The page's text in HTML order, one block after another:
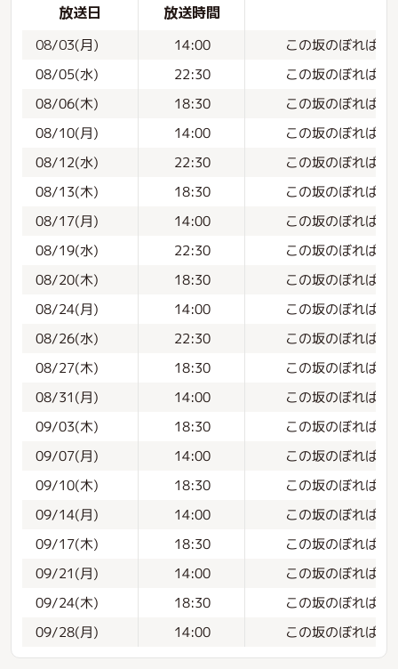
放送日 放送時間
08/03(月) 14:00 この坂のぼれば
08/05(水) 22:30 この坂のぼれば
08/06(木) 18:30 この坂のぼれば
08/10(月) 14:00 この坂のぼれば
08/12(水) 22:30 この坂のぼれば
08/13(木) 18:30 この坂のぼれば
08/17(月) 14:00 この坂のぼれば
08/19(水) 22:30 この坂のぼれば
08/20(木) 18:30 この坂のぼれば
08/24(月) 14:00 この坂のぼれば
08/26(水) 22:30 この坂のぼれば
08/27(木) 18:30 この坂のぼれば
08/31(月) 14:00 この坂のぼれば
09/03(木) 18:30 この坂のぼれば
09/07(月) 14:00 この坂のぼれば
09/10(木) 18:30 この坂のぼれば
09/14(月) 14:00 この坂のぼれば
09/17(木) 18:30 この坂のぼれば
09/21(月) 14:00 この坂のぼれば
09/24(木) 18:30 この坂のぼれば
09/28(月) 14:00 この坂のぼれば